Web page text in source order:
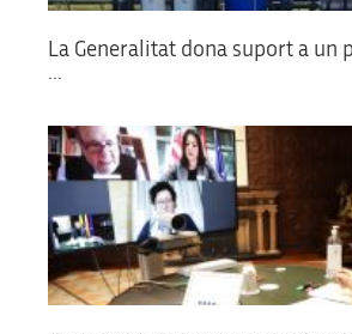
La Generalitat dona suport a un
...